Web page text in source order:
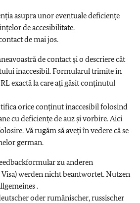
asupra unor eventuale deficiențe
de accesibilitate.
de mai jos.
de contact și o descriere cât
inaccesibil. Formularul trimite în
exactă la care ați găsit conținutul
orice conținut inaccesibil folosind
cu deficiențe de auz și vorbire. Aici
Vă rugăm să aveți în vedere că se
german.
zu anderen
werden nicht beantwortet. Nutzen
.
oder rumänischer, russischer